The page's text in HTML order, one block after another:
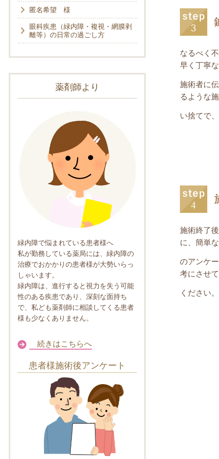
なるべく
早く丁寧
施術者に
るような
い捨てで
施術終了
に、簡単
のアンケ
考にさせ
ください。
匿名希望 様
眼科疾患（緑内障・複視・網膜剥
離等）の日常の過ごし方
薬剤師より
緑内障で悩まれている患者様へ
私が勤務している薬局には、緑内障の
治療でおかかりの患者様が大勢いらっ
しゃいます。
緑内障は、進行すると視力を失う可能
性のある疾患であり、深刻な面持ち
で、私ども薬剤師に相談してくる患者
様も少なくありません。
続きはこちらへ
患者様施術後アンケート